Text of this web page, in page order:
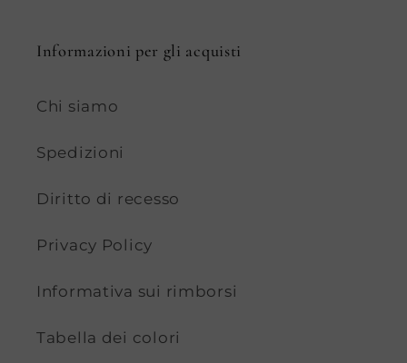
Informazioni per gli acquisti
Chi siamo
Spedizioni
Diritto di recesso
Privacy Policy
Informativa sui rimborsi
Tabella dei colori